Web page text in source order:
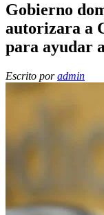
Gobierno
autorizara a
para ayudar
Escrito poradmin